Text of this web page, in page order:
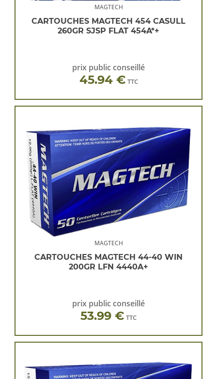
MAGTECH
CARTOUCHES MAGTECH 454 CASULL
260GR SJSP FLAT 454A*+
prix public conseillé
45.94 € TTC
MAGTECH
CARTOUCHES MAGTECH 44-40 WIN
200GR LFN 4440A+
prix public conseillé
53.99 € TTC